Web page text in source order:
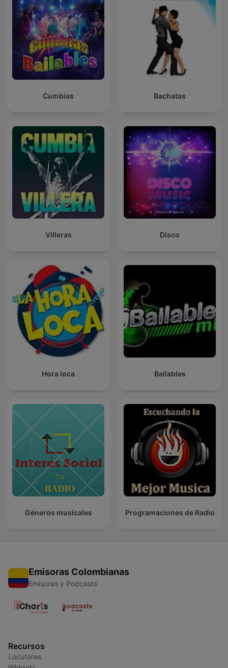
Cumbias Bachatas
Villeras Disco
Hora loca Bailables
Géneros musicales Programaciones de Radio
Emisoras Colombianas
Emisoras y Podcasts
Recursos
Locutores